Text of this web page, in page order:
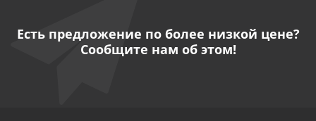
Есть предложение по более низкой цене?
Сообщите нам об этом!